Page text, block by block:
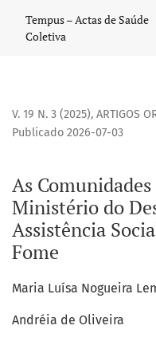
As Comunidades
Tempus – Actas de Saúde
Coletiva
V. 19 N. 3 (2025), ARTIGOS
As
Ministério do
Assistência
Fome
Publicado 2026-07-03
Maria Luísa Nogueira
Andréia de Oliveira